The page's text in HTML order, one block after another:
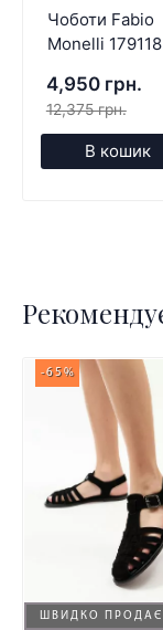
Чоботи Fabio
Monelli 179118
4,950 грн.
12,375 грн.
В кошик
ШВИДКО
-65%